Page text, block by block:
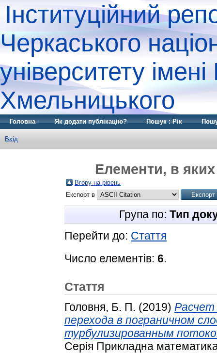
Інституційний
Черкаського
університету
Хмельницького
Головна Як додати публікацію? Пошук : Рік
Вхід
Елементи, в
Вгору на рівень
Експорт в
Група по: Тип
Перейти до: Стаття
Число елементів: 6.
Стаття
Головня, Б. П. (2019) Расчет
перехода в пограничном
турбулизированным
Серія Прикладна